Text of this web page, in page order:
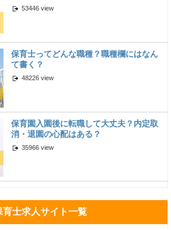
53446 view
保育士ってどんな職種？職種欄にはなん
て書く？
48226 view
保育園入園後に転職して大丈夫？内定取
消・退園の心配はある？
35966 view
育士求人サイト一覧